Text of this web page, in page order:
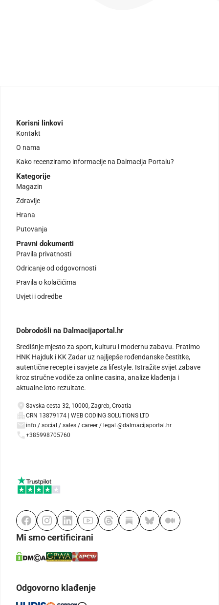
Korisni linkovi
Kontakt
O nama
Kako recenziramo informacije na Dalmacija Portalu?
Kategorije
Magazin
Zdravlje
Hrana
Putovanja
Pravni dokumenti
Pravila privatnosti
Odricanje od odgovornosti
Pravila o kolačićima
Uvjeti i odredbe
Dobrodošli na Dalmacijaportal.hr
Središnje mjesto za sport, kulturu i modernu zabavu. Pratimo
HNK Hajduk i KK Zadar uz najljepše rođendanske čestitke,
autentične recepte i savjete za lifestyle. Istražite svijet zabave
kroz stručne vodiče za online casina, analize klađenja i
aktualne loto rezultate.
Savska cesta 32, 10000, Zagreb, Croatia
CRN 13879174 | WEB CODING SOLUTIONS LTD
info / social / sales / career / legal @dalmacijaportal.hr
+385998705760
Mi smo certificirani
Odgovorno klađenje